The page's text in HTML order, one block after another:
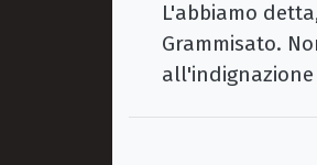
L'abbiamo
Grammisato.